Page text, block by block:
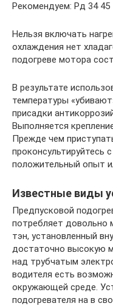
Рекомендуем: Рд 34 45
Нельзя включать
охлаждения нет
подогреве мотора
В результате
температуры
присадки
Выполняется
Прежде чем
положительный опыт
Известные виды
Предпусковой
потребляет довольно
тэн, установленный
достаточно высокую
над трубчатым
водителя есть
окружающей среде.
подогревателя на в